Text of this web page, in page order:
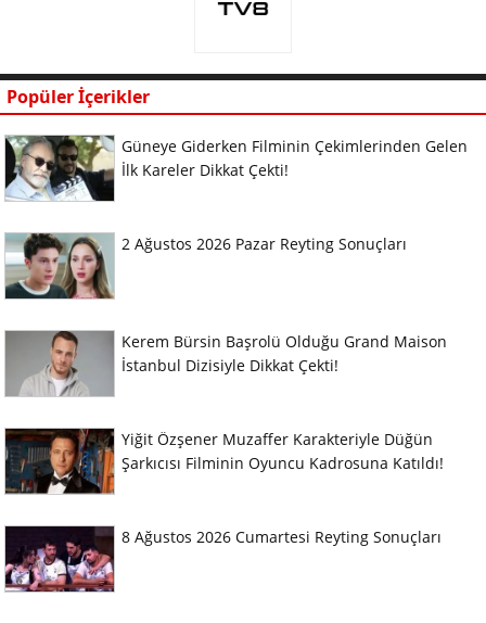
Popüler İçerikler
Güneye Giderken Filminin Çekimlerinden Gelen
İlk Kareler Dikkat Çekti!
2 Ağustos 2026 Pazar Reyting Sonuçları
Kerem Bürsin Başrolü Olduğu Grand Maison
İstanbul Dizisiyle Dikkat Çekti!
Yiğit Özşener Muzaffer Karakteriyle Düğün
Şarkıcısı Filminin Oyuncu Kadrosuna Katıldı!
8 Ağustos 2026 Cumartesi Reyting Sonuçları